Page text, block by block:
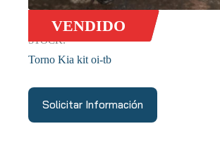
VENDIDO
STOCK:
Torno Kia kit oi-tb
Solicitar Información